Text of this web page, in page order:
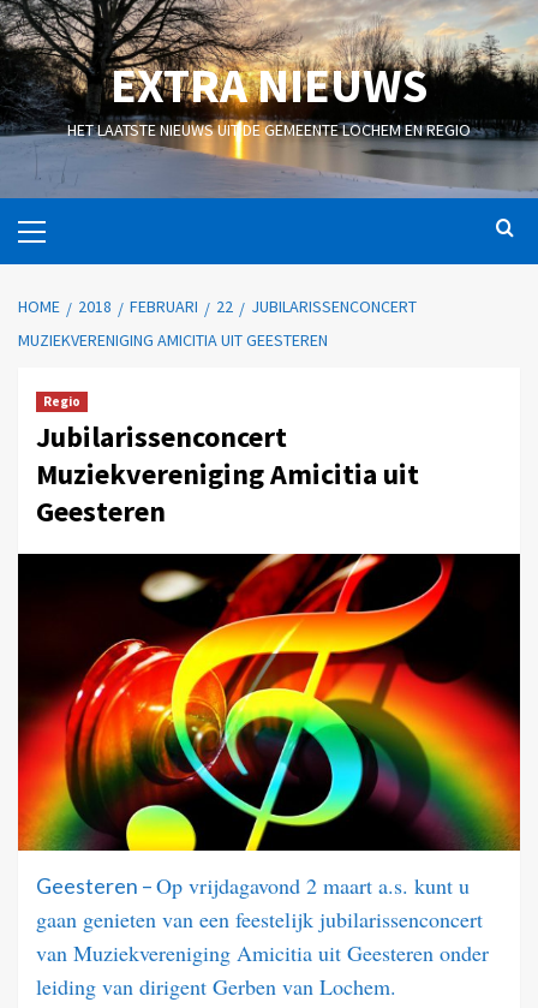
EXTRA NIEUWS
HET LAATSTE NIEUWS UIT DE GEMEENTE LOCHEM EN REGIO
HOME 2018 FEBRUARI 22
JUBILARISSENCONCERT
MUZIEKVERENIGING AMICITIA UIT GEESTEREN
Regio
Jubilarissenconcert
Muziekvereniging Amicitia uit
Geesteren
Geesteren –Op vrijdagavond 2 maart a.s. kunt u
gaan genieten van een feestelijk jubilarissenconcert
van Muziekvereniging Amicitia uit Geesteren onder
leiding van dirigent Gerben van Lochem.